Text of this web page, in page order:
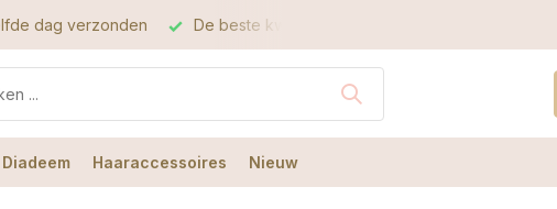
dag verzonden De beste kwaliteit
Diadeem Haaraccessoires Nieuw